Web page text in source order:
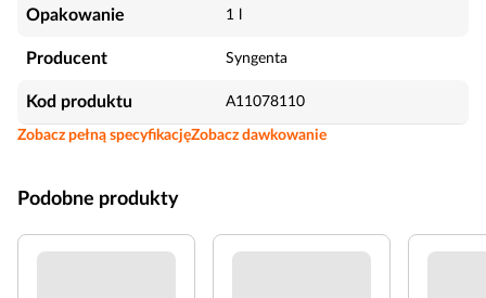
Opakowanie 1 l
Producent Syngenta
Kod produktu A11078110
Zobacz pełną specyfikacjęZobacz dawkowanie
Podobne produkty